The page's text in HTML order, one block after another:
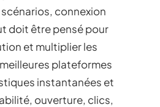
connexion
doit être pensé pour
et multiplier les
plateformes
instantanées et
ouverture, clics,